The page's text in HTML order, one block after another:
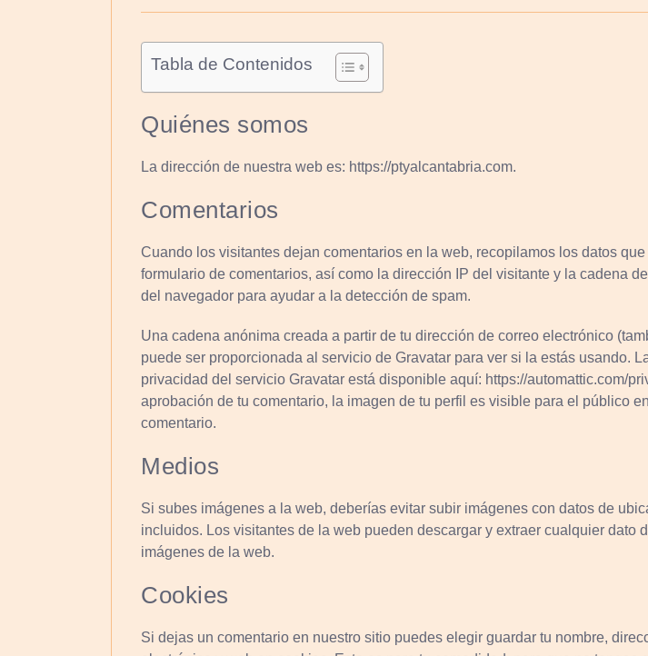
Tabla de Contenidos
Quiénes somos
La dirección de nuestra web es: https://ptyalcantabria.com.
Comentarios
Cuando los visitantes dejan comentarios en la web, recopilamos los datos que
formulario de comentarios, así como la dirección IP del visitante y la cadena
del navegador para ayudar a la detección de spam.
Una cadena anónima creada a partir de tu dirección de correo electrónico
puede ser proporcionada al servicio de Gravatar para ver si la estás usando.
privacidad del servicio Gravatar está disponible aquí: https://automattic.com/
aprobación de tu comentario, la imagen de tu perfil es visible para el público
comentario.
Medios
Si subes imágenes a la web, deberías evitar subir imágenes con datos de
incluidos. Los visitantes de la web pueden descargar y extraer cualquier dato
imágenes de la web.
Cookies
Si dejas un comentario en nuestro sitio puedes elegir guardar tu nombre,